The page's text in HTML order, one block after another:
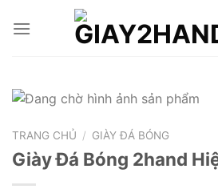
TRANG CHỦ / GIÀY ĐÁ BÓNG
Giày Đá Bóng 2hand